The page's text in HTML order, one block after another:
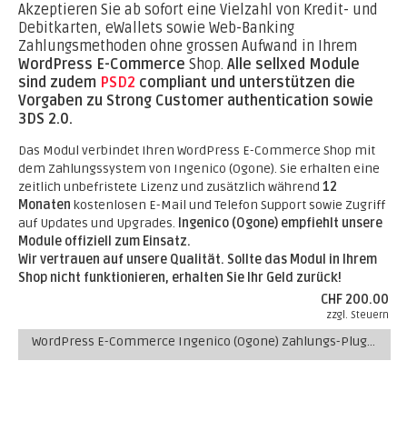
Akzeptieren Sie ab sofort eine Vielzahl von Kredit- und
Debitkarten, eWallets sowie Web-Banking
Zahlungsmethoden ohne grossen Aufwand in Ihrem
WordPress E-Commerce Shop. Alle sellxed Module
sind zudem PSD2 compliant und unterstützen die
Vorgaben zu Strong Customer authentication sowie
3DS 2.0.
Das Modul verbindet Ihren WordPress E-Commerce Shop mit
dem Zahlungssystem von Ingenico (Ogone). Sie erhalten eine
zeitlich unbefristete Lizenz und zusätzlich während 12
Monaten kostenlosen E-Mail und Telefon Support sowie Zugriff
auf Updates und Upgrades. Ingenico (Ogone) empfiehlt unsere
Module offiziell zum Einsatz.
Wir vertrauen auf unsere Qualität. Sollte das Modul in Ihrem
Shop nicht funktionieren, erhalten Sie Ihr Geld zurück!
CHF 200.00
zzgl. Steuern
WordPress E-Commerce Ingenico (Ogone) Zahlungs-Plugin